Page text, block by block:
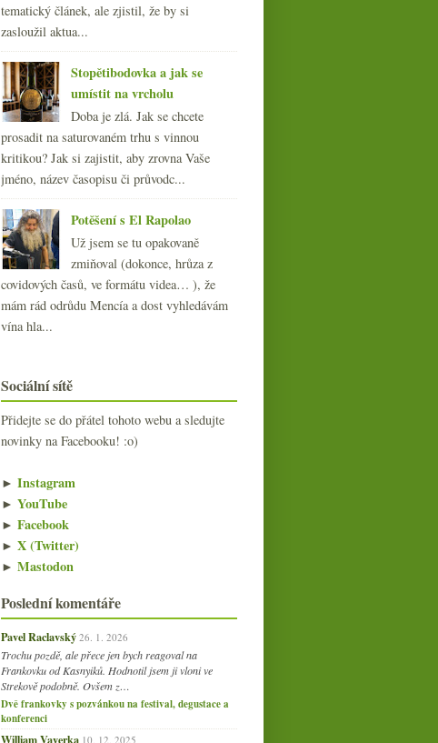
tematický článek, ale zjistil, že by si
zasloužil aktua...
Stopětibodovka a jak se
umístit na vrcholu
Doba je zlá. Jak se chcete
prosadit na saturovaném trhu s vinnou
kritikou? Jak si zajistit, aby zrovna Vaše
jméno, název časopisu či průvodc...
Potěšení s El Rapolao
Už jsem se tu opakovaně
zmiňoval (dokonce, hrůza z
covidových časů, ve formátu videa… ), že
mám rád odrůdu Mencía a dost vyhledávám
vína hla...
Sociální sítě
Přidejte se do přátel tohoto webu a sledujte
novinky na Facebooku! :o)
► Instagram
► YouTube
► Facebook
► X (Twitter)
► Mastodon
Poslední komentáře
Pavel Raclavský 26. 1. 2026
Trochu pozdě, ale přece jen bych reagoval na
Frankovku od Kasnyiků. Hodnotil jsem ji vloni ve
Strekově podobně. Ovšem z…
Dvě frankovky s pozvánkou na festival, degustace a
konferenci
William Vaverka 10. 12. 2025